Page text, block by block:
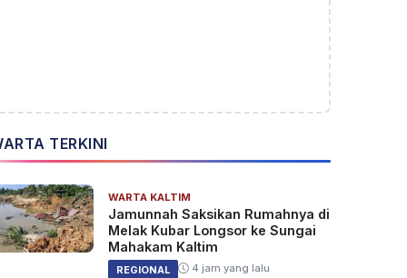
TERKINI
WARTA KALTIM
Jamunnah Saksikan Rumahnya di
Melak Kubar Longsor ke Sungai
Mahakam Kaltim
REGIONAL 4 jam yang lalu